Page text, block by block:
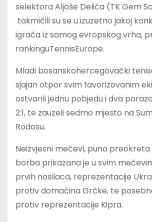
selektora Aljoše Delića (TK Gem
takmičili su se u izuzetno jakoj
igrača iz samog evropskog vrha,
rankinguTennisEurope.
Mladi bosanskohercegovački
sjajan otpor svim favorizovanim
ostvarili jednu pobjedu i dva
2:1, te zauzeli sedmo mjesto na
Rodosu.
Neizvjesni mečevi, puno preokreta
borba prikazana je u svim
prvih nosilaca, reprezentacije
protiv domaćina Grčke, te
protiv reprezentacije Kipra.